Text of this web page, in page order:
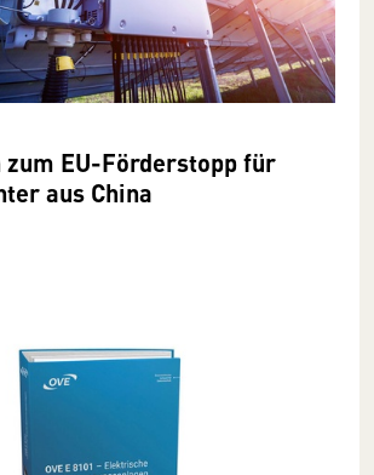
EU-Förderstopp für
aus China